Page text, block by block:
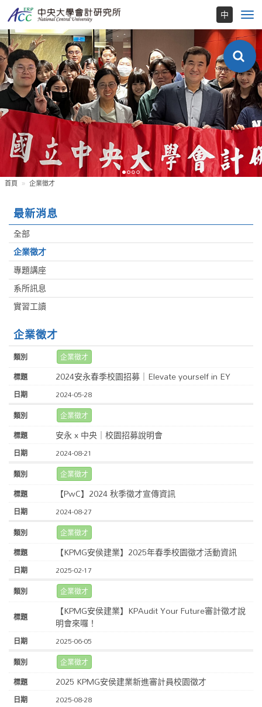
首頁 企業徵才
最新消息
全部
企業徵才
專題講座
系所訊息
實習工讀
企業徵才
企業徵才
2024安永春季校園招募｜Elevate yourself in EY
2024-05-28
企業徵才
安永 x 中央｜校園招募說明會
2024-08-21
企業徵才
【PwC】2024 秋季徵才宣傳資訊
2024-08-27
企業徵才
【KPMG安侯建業】2025年春季校園徵才活動資訊
2025-02-17
企業徵才
【KPMG安侯建業】KPAudit Your Future審計徵才說
明會來囉！
2025-06-05
企業徵才
2025 KPMG安侯建業新進審計員校園徵才
2025-08-28